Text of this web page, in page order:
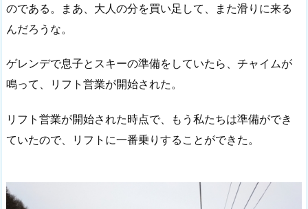
のである。まあ、大人の分を買い足して、また滑りに来る
んだろうな。
ゲレンデで息子とスキーの準備をしていたら、チャイムが
鳴って、リフト営業が開始された。
リフト営業が開始された時点で、もう私たちは準備ができ
ていたので、リフトに一番乗りすることができた。